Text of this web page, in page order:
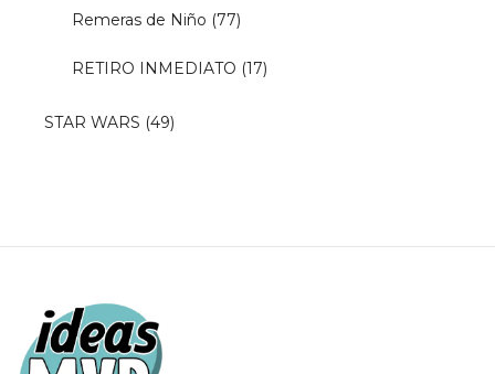
Remeras de Niño (77)
RETIRO INMEDIATO (17)
STAR WARS (49)